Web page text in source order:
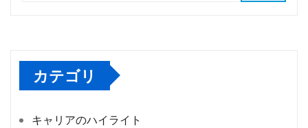
カテゴリ
キャリアのハイライト